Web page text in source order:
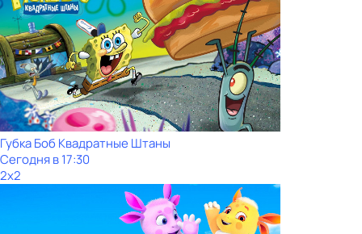
Губка Боб Квадратные Штаны
Сегодня в 17:30
2x2